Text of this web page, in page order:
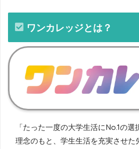
ワンカレッジとは？
「たった一度の大学生活にNo.1の選
理念のもと、学生生活を充実させた